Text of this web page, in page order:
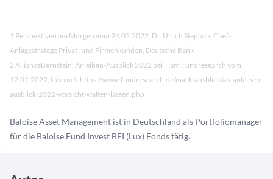
1 Perspektiven am Morgen vom 24.02.2022, Dr. Ulrich Stephan, Chef-
Anlagestratege Privat- und Firmenkunden, Deutsche Bank
2 AllianceBernstein: Anleihen-Ausblick 2022 bei Tiam Fundresearch vom
12.01.2022, Internet: https://www.fundresearch.de/marktausblick/ab-anleihen-
ausblick-2022-vorsicht-walten-lassen.php
Baloise Asset Management ist in Deutschland als Portfoliomanager
für die Baloise Fund Invest BFI (Lux) Fonds tätig.